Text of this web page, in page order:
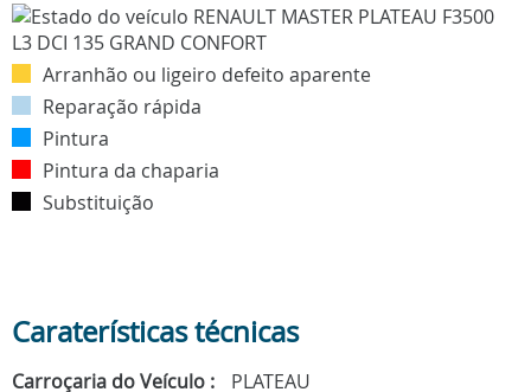
Arranhão ou ligeiro defeito aparente
Reparação rápida
Pintura
Pintura da chaparia
Substituição
Caraterísticas técnicas
Carroçaria do Veículo : PLATEAU